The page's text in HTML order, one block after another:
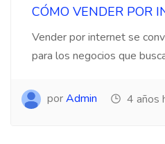
CÓMO VENDER POR
Vender por internet se
para los negocios que
porAdmin 4 años